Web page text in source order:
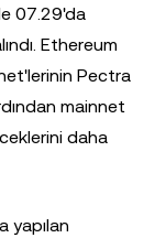
07.29'da
Ethereum
Pectra
mainnet
daha